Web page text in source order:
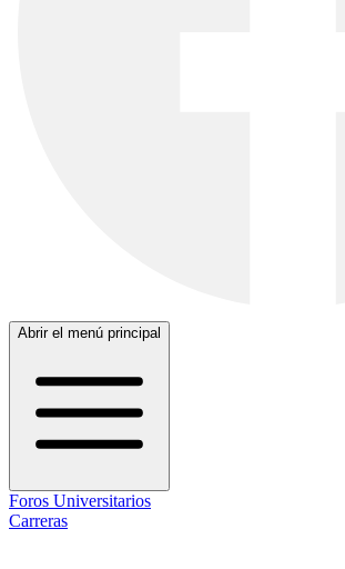
Abrir el menú principal
Foros Universitarios
Carreras